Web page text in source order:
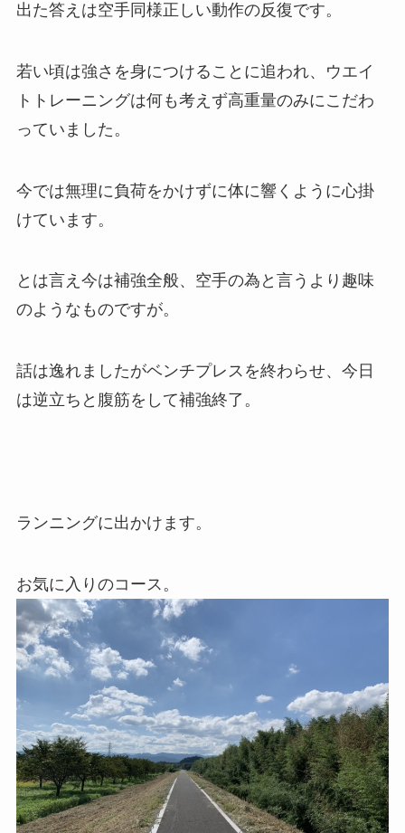
出た答えは空手同様正しい動作の反復です。
若い頃は強さを身につけることに追われ、ウエイ
トトレーニングは何も考えず高重量のみにこだわ
っていました。
今では無理に負荷をかけずに体に響くように心掛
けています。
とは言え今は補強全般、空手の為と言うより趣味
のようなものですが。
話は逸れましたがベンチプレスを終わらせ、今日
は逆立ちと腹筋をして補強終了。
ランニングに出かけます。
お気に入りのコース。